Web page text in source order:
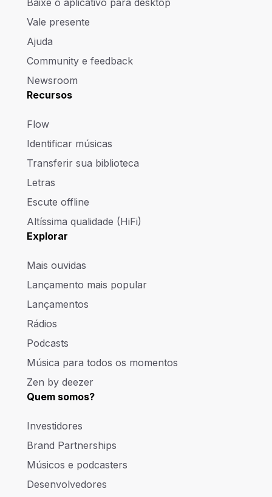
Baixe o aplicativo para desktop
Vale presente
Ajuda
Community e feedback
Newsroom
Recursos
Flow
Identificar músicas
Transferir sua biblioteca
Letras
Escute offline
Altíssima qualidade (HiFi)
Explorar
Mais ouvidas
Lançamento mais popular
Lançamentos
Rádios
Podcasts
Música para todos os momentos
Zen by deezer
Quem somos?
Investidores
Brand Partnerships
Músicos e podcasters
Desenvolvedores